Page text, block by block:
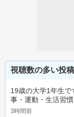
視聴数の多い投稿
19歳の大学1年生
事・運動・生活習
3時間前